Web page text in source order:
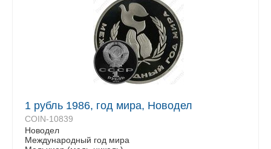
1 рубль 1986, год мира, Новодел
COIN-10839
Новодел
Международный год мира